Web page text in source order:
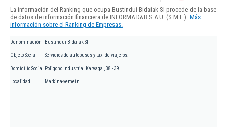
La información del Ranking que ocupa Bustindui Bidaiak Sl procede de la base
de datos de información financiera de INFORMA D&B S.A.U. (S.M.E.). Más
información sobre el Ranking de Empresas.
Denominación Bustindui Bidaiak Sl
Objeto Social Servicios de autobuses y taxi de viajeros.
Domicilio Social Poligono Industrial Kareaga , 38 - 39
Localidad Markina-xemein